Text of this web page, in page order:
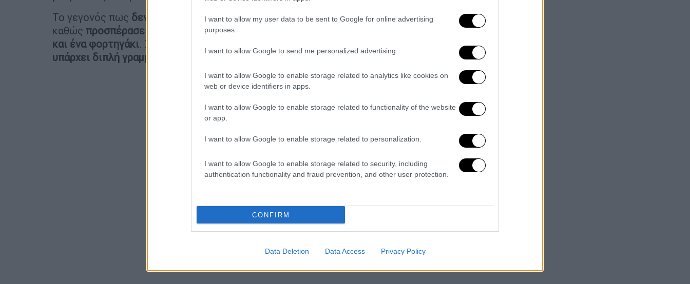
I want to allow my user data to be sent to Google for online advertising
purposes.
I want to allow Google to send me personalized advertising.
I want to allow Google to enable storage related to analytics like cookies on
web or device identifiers in apps.
I want to allow Google to enable storage related to functionality of the website
or app.
I want to allow Google to enable storage related to personalization.
I want to allow Google to enable storage related to security, including
authentication functionality and fraud prevention, and other user protection.
CONFIRM
Data Deletion Data Access Privacy Policy
Το γεγονός πως δεν είχε ορατότηταδεν φάνηκε να τον ενοχλεί ή να τον φοβίζει,
καθώς προσπέρασε συνολικά οκτώ αυτοκίνητα
και ένα φορτηγάκι. Σημειώνεται πως στο συγκεκριμένο σημείο του δρόμου
υπάρχει διπλή γραμμή
, πράγμα που σημαίνει ότι απαγορεύεται η προσπέραση